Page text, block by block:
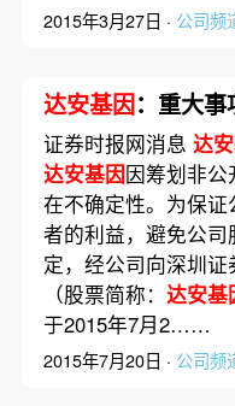
2015年3月27日 · 公司频
达安基因：重大
证券时报网消息 达
达安基因因筹划非
在不确定性。为保
者的利益，避免公
定，经公司向深圳
（股票简称： 达安基
于2015年7月2……
2015年7月20日 · 公司频